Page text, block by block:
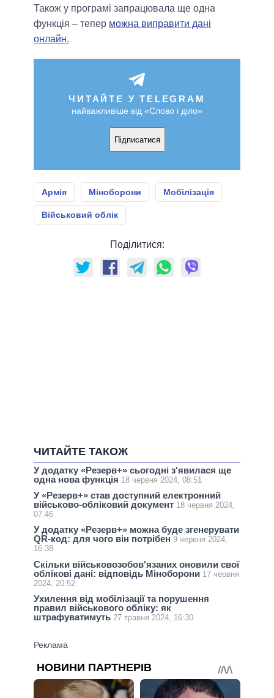
Також у програмі запрацювала ще одна
функція – тепер можна виправити дані
онлайн.
ЧИТАЙТЕ У TELEGRAM
найважливіше від «Слово і діло»
Підписатися
Армія Міноборони Мобілізація
Військовий облік
Поділитися:
ЧИТАЙТЕ ТАКОЖ
У додатку «Резерв+» сьогодні з'явилася ще
одна нова функція 18 червня 2024, 08:51
У «Резерв+» став доступний електронний
військово-обліковий документ 18 червня 2024,
07:46
У додатку «Резерв+» можна буде згенерувати
QR-код: для чого він потрібен 9 червня 2024,
16:38
Скільки військовозобов'язаних оновили свої
облікові дані: відповідь Міноборони 17 червня
2024, 20:52
Ухилення від мобілізації та порушення
правил військового обліку: як
штрафуватимуть 27 травня 2024, 16:30